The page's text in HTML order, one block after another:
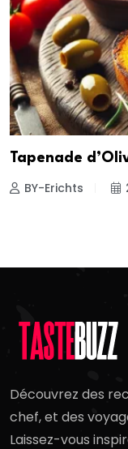
Tapenade
BY-Erichts
Découvrez des
chef, et des
Laissez-vous